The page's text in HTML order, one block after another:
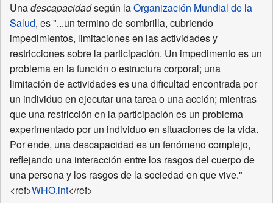
Unadescapacidadsegún laOrganización Mundial de la
Salud, es "...un termino de sombrilla, cubriendo
impedimientos, limitaciones en las actividades y
restricciones sobre la participación. Un impedimento es un
problema en la función o estructura corporal; una
limitación de actividades es una dificultad encontrada por
un individuo en ejecutar una tarea o una acción; mientras
que una restricción en la participación es un problema
experimentado por un individuo en situaciones de la vida.
Por ende, una descapacidad es un fenómeno complejo,
reflejando una interacción entre los rasgos del cuerpo de
una persona y los rasgos de la sociedad en que vive."
<ref>WHO.int</ref>